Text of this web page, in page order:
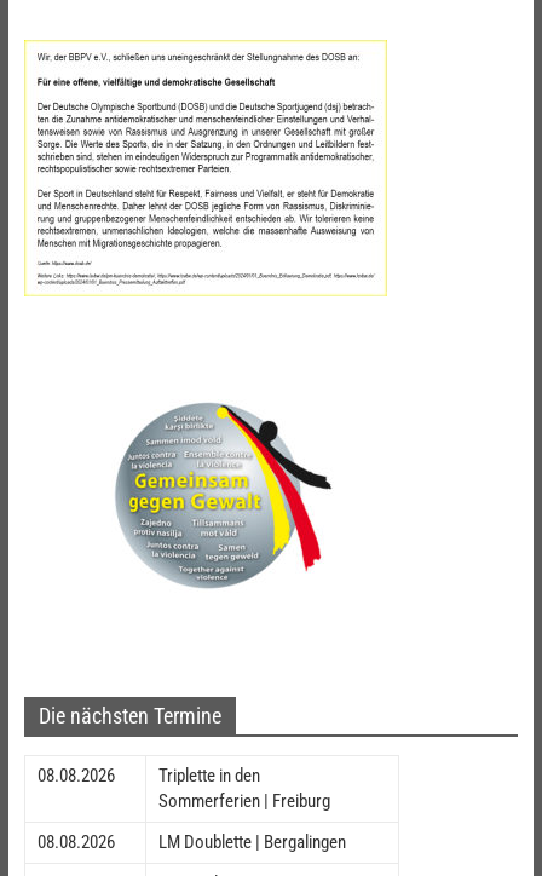
Die nächsten Termine
08.08.2026
Triplette in den
Sommerferien | Freiburg
08.08.2026
LM Doublette | Bergalingen